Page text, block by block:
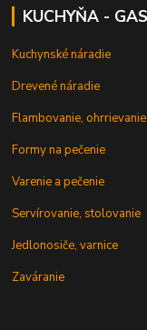
KUCHYŇA -
Kuchynské náradie
Drevené náradie
Flambovanie, ohrrievanie
Formy na pečenie
Varenie a pečenie
Servírovanie, stolovanie
Jedlonosiče, varnice
Zaváranie